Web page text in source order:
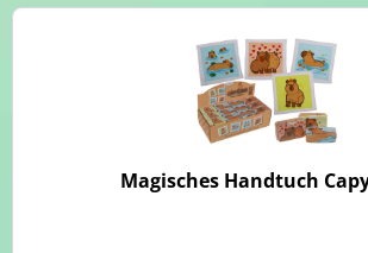
Magisches Handtuch